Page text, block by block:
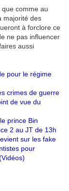
comme au
majorité des
à forclore ce
ne pas influencer
aussi
pour le régime
crimes de guerre
de vue du
prince Bin
2 au JT de 13h
sur les fake
pour